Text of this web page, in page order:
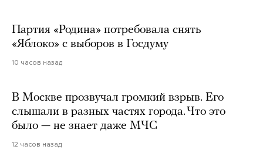
Партия «Родина» потребовала снять
«Яблоко» с выборов в Госдуму
10 часов назад
В Москве прозвучал громкий взрыв. Его
слышали в разных частях города. Что это
было — не знает даже МЧС
12 часов назад